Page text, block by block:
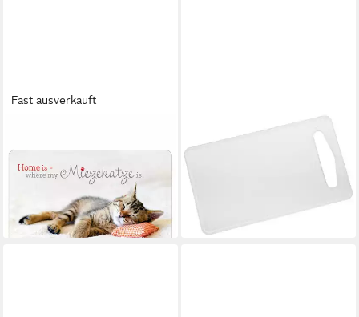
Fast ausverkauft
Frühstücksbrett Tray
Mietzekatze, Kunststoff
lieferbar - in 2-3 Werktagen bei dir
FACKELMANN
Frühstücksbrett Fackelmann
Essbrettchen 24 x 14 cm,
Kunststoff
3,34 €
lieferbar - in 3-4 Werktagen bei dir